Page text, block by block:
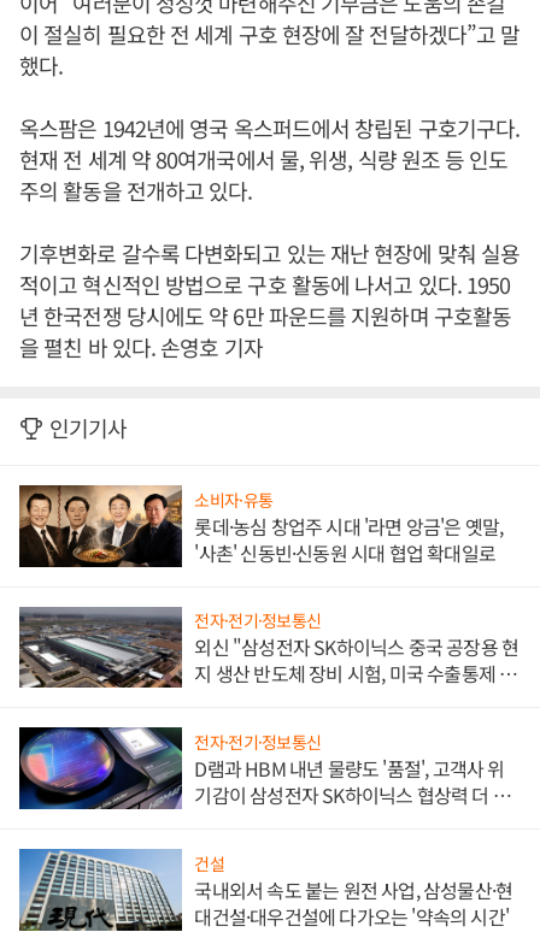
이 절실히 필요한 전 세계 구호 현장에 잘 전달하겠다”고 말
했다.
옥스팜은 1942년에 영국 옥스퍼드에서 창립된 구호기구다.
현재 전 세계 약 80여개국에서 물, 위생, 식량 원조 등 인도
주의 활동을 전개하고 있다.
기후변화로 갈수록 다변화되고 있는 재난 현장에 맞춰 실용
적이고 혁신적인 방법으로 구호 활동에 나서고 있다. 1950
년 한국전쟁 당시에도 약 6만 파운드를 지원하며 구호활동
을 펼친 바 있다. 손영호 기자
인기기사
소비자·유통
롯데·농심 창업주 시대 '라면 앙금'은 옛말,
'사촌' 신동빈·신동원 시대 협업 확대일로
전자·전기·정보통신
외신 "삼성전자 SK하이닉스 중국 공장용 현
지 생산 반도체 장비 시험, 미국 수출통제 대
전자·전기·정보통신
D램과 HBM 내년 물량도 '품절', 고객사 위
기감이 삼성전자 SK하이닉스 협상력 더 키
건설
국내외서 속도 붙는 원전 사업, 삼성물산·현
대건설·대우건설에 다가오는 '약속의 시간'